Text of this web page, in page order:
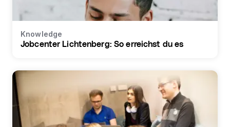
Knowledge
Jobcenter Lichtenberg: So erreichst du es